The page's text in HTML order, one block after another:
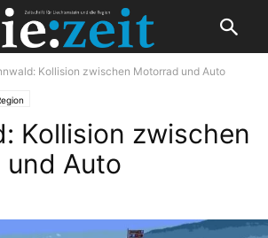
Kollision zwischen Motorrad und Auto
Kollision zwischen
Auto